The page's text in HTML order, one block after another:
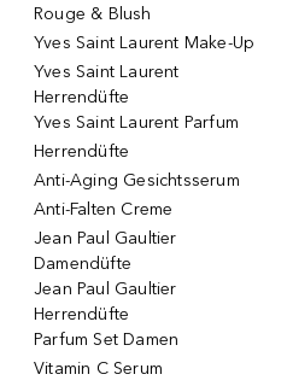
Rouge & Blush
Yves Saint Laurent Make-Up
Yves Saint Laurent
Herrendüfte
Yves Saint Laurent Parfum
Herrendüfte
Anti-Aging Gesichtsserum
Anti-Falten Creme
Jean Paul Gaultier
Damendüfte
Jean Paul Gaultier
Herrendüfte
Parfum Set Damen
Vitamin C Serum